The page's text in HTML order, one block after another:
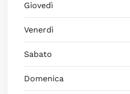
Giovedì
Venerdì
Sabato
Domenica